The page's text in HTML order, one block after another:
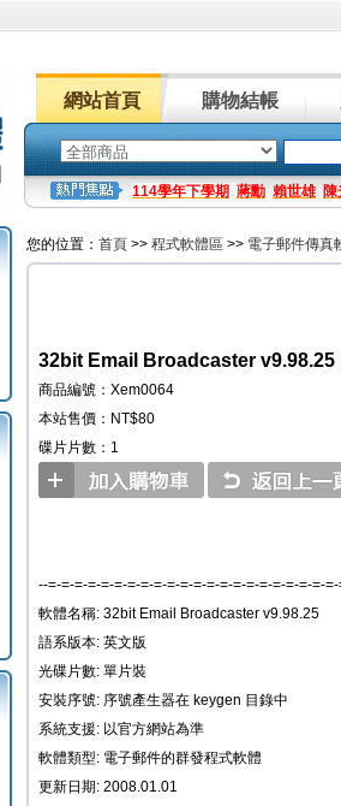
網站首頁 購物結帳
114學年下學期 蔣勳 賴世雄
您的位置： 首頁 >> 程式軟體區 >> 電子郵件傳真
32bit Email Broadcaster v9.98.25
商品編號：Xem0064
本站售價：NT$80
碟片片數：1
--=-=-=-=-=-=-=-=-=-=-=-=-=-=-=-=-=-=-=-=-=-
軟體名稱: 32bit Email Broadcaster v9.98.25
語系版本: 英文版
光碟片數: 單片裝
安裝序號: 序號產生器在 keygen 目錄中
系統支援: 以官方網站為準
軟體類型: 電子郵件的群發程式軟體
更新日期: 2008.01.01